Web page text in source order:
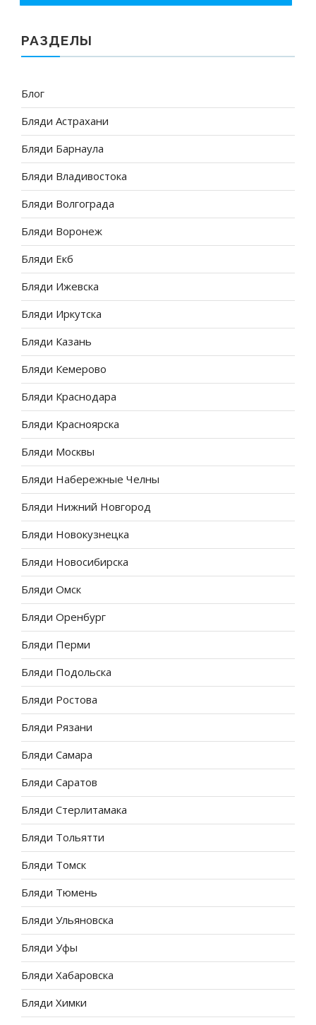
РАЗДЕЛЫ
Блог
Бляди Астрахани
Бляди Барнаула
Бляди Владивостока
Бляди Волгограда
Бляди Воронеж
Бляди Екб
Бляди Ижевска
Бляди Иркутска
Бляди Казань
Бляди Кемерово
Бляди Краснодара
Бляди Красноярска
Бляди Москвы
Бляди Набережные Челны
Бляди Нижний Новгород
Бляди Новокузнецка
Бляди Новосибирска
Бляди Омск
Бляди Оренбург
Бляди Перми
Бляди Подольска
Бляди Ростова
Бляди Рязани
Бляди Самара
Бляди Саратов
Бляди Стерлитамака
Бляди Тольятти
Бляди Томск
Бляди Тюмень
Бляди Ульяновска
Бляди Уфы
Бляди Хабаровска
Бляди Химки